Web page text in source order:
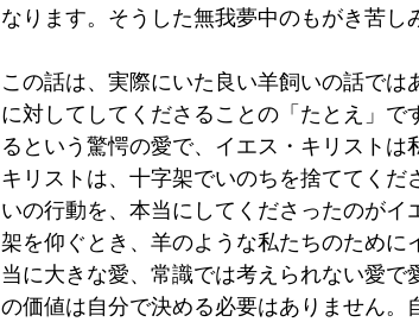
なります。そうした無我夢中のもがき苦し
この話は、実際にいた良い羊飼いの話で
に対してしてくださることの「たとえ」
るという驚愕の愛で、イエス・キリスト
キリストは、十字架でいのちを捨ててく
いの行動を、本当にしてくださったのが
架を仰ぐとき、羊のような私たちのため
当に大きな愛、常識では考えられない愛
の価値は自分で決める必要はありません。